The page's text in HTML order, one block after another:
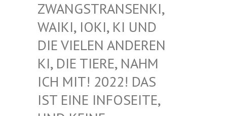
WANGSTRANSENKI, W
AIKI, IOKI, KI UND D
IE VIELEN ANDEREN K
I, DIE TIERE, NAHM I
CH MIT! 2022! DAS I
ST EINE INFOSEITE, U